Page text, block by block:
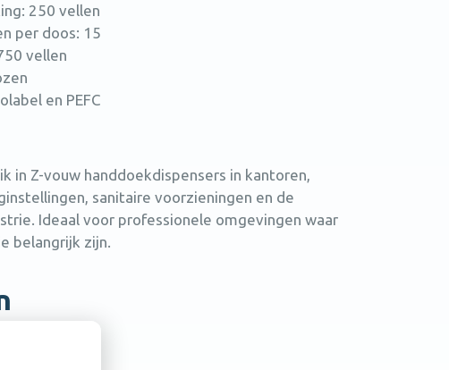
250 vellen
per doos: 15
vellen
en PEFC
in Z-vouw handdoekdispensers in kantoren,
sanitaire voorzieningen en de
Ideaal voor professionele omgevingen waar
belangrijk zijn.